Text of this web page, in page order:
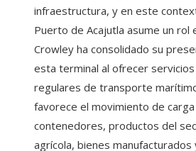
infraestructura, y en este
Puerto de Acajutla asume un rol
Crowley ha consolidado su
esta terminal al ofrecer servicios
regulares de transporte
favorece el movimiento de carga
contenedores, productos del
agrícola, bienes manufacturados